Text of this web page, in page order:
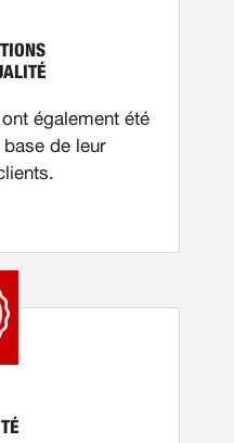
également été
de leur